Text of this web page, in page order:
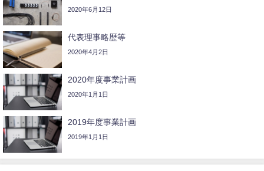
2020年6月12日
代表理事略歴等
2020年4月2日
2020年度事業計画
2020年1月1日
2019年度事業計画
2019年1月1日